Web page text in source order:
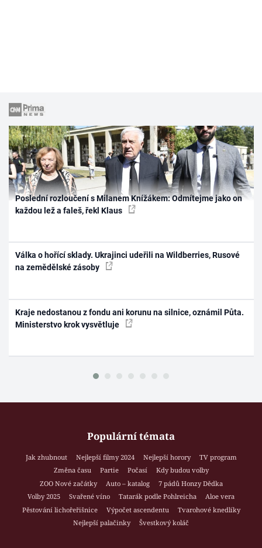
Poslední rozloučení s Milanem Knížákem: Odmítejme jako on
každou lež a faleš, řekl Klaus
Válka o hořící sklady. Ukrajinci udeřili na Wildberries, Rusové
na zemědělské zásoby
Kraje nedostanou z fondu ani korunu na silnice, oznámil Půta.
Ministerstvo krok vysvětluje
Populární témata
Jak zhubnout Nejlepší filmy 2024 Nejlepší horory
TV program
Změna času
Partie Počasí
Kdy budou volby
ZOO Nové začátky
Auto – katalog
7 pádů Honzy Dědka
Volby 2025
Svařené víno Tatarák podle Pohlreicha
Aloe vera
Pěstování lichořeřišnice
Výpočet ascendentu
Tvarohové knedlíky
Nejlepší palačinky
Švestkový koláč